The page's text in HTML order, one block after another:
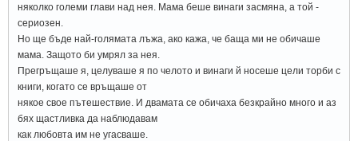
няколко големи глави над нея. Мама беше винаги засмяна, а той -
сериозен.
Но ще бъде най-голямата лъжа, ако кажа, че баща ми не обичаше
мама. Защото би умрял за нея.
Прегръщаше я, целуваше я по челото и винаги й носеше цели торби с
книги, когато се връщаше от
някое свое пътешествие. И двамата се обичаха безкрайно много и аз
бях щастливка да наблюдавам
как любовта им не угасваше.